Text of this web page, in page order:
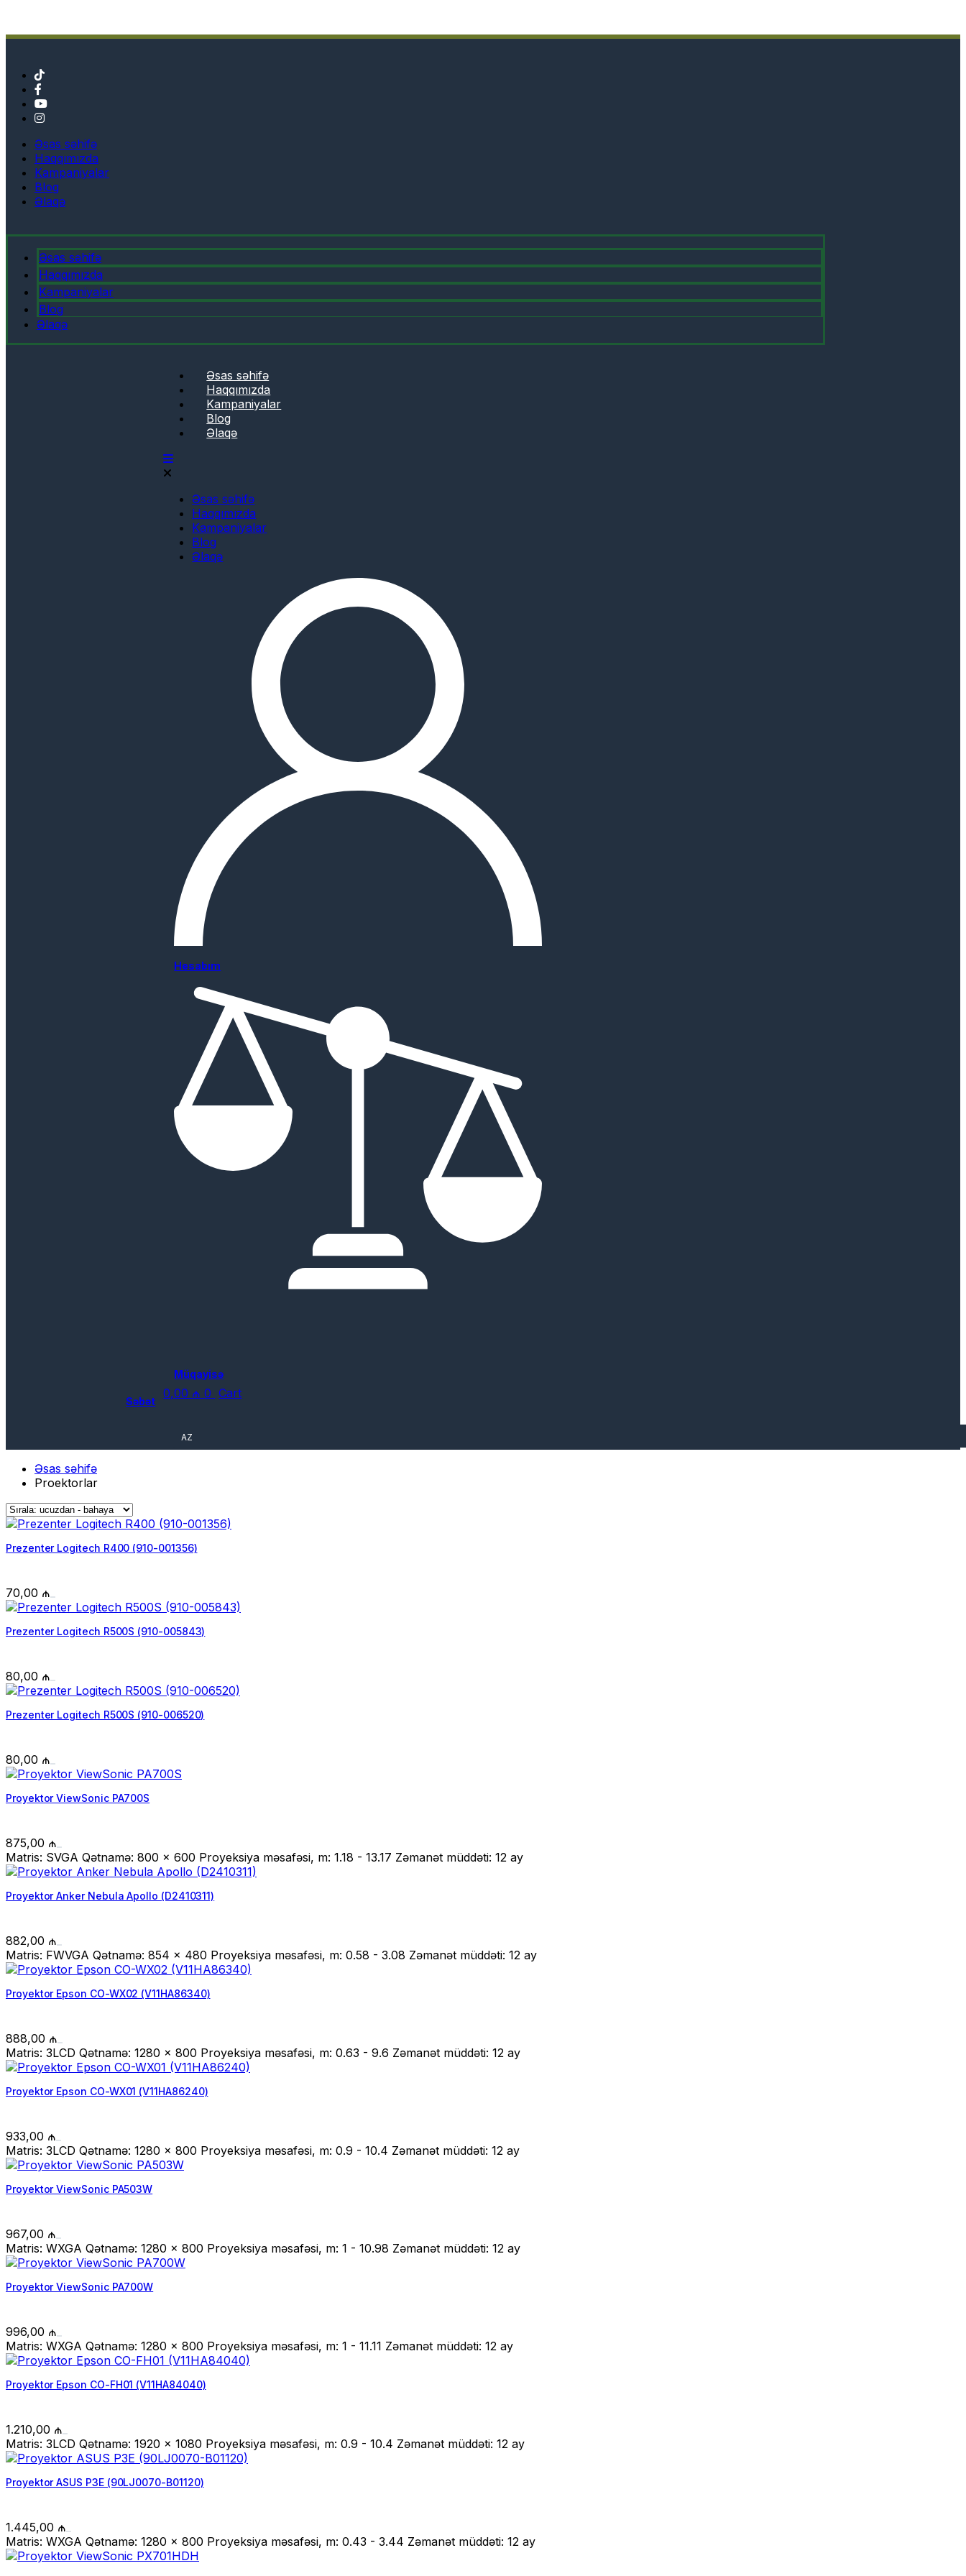
Əsas səhifə
Haqqımızda
Kampaniyalar
Blog
Əlaqə
Əsas səhifə
Haqqımızda
Kampaniyalar
Blog
Əlaqə
Əsas səhifə
Haqqımızda
Kampaniyalar
Blog
Əlaqə
Əsas səhifə
Haqqımızda
Kampaniyalar
Blog
Əlaqə
Hesabım
Müqayisə
0,00 ₼ 0 Cart
Səbət
AZ
Əsas səhifə
Proektorlar
Prezenter Logitech R400 (910-001356)
70,00 ₼
Prezenter Logitech R500S (910-005843)
80,00 ₼
Prezenter Logitech R500S (910-006520)
80,00 ₼
Proyektor ViewSonic PA700S
875,00 ₼
Matris: SVGA Qətnamə: 800 x 600 Proyeksiya məsafəsi, m: 1.18 - 13.17 Zəmanət müddəti: 12 ay
Proyektor Anker Nebula Apollo (D2410311)
882,00 ₼
Matris: FWVGA Qətnamə: 854 x 480 Proyeksiya məsafəsi, m: 0.58 - 3.08 Zəmanət müddəti: 12 ay
Proyektor Epson CO-WX02 (V11HA86340)
888,00 ₼
Matris: 3LCD Qətnamə: 1280 x 800 Proyeksiya məsafəsi, m: 0.63 - 9.6 Zəmanət müddəti: 12 ay
Proyektor Epson CO-WX01 (V11HA86240)
933,00 ₼
Matris: 3LCD Qətnamə: 1280 x 800 Proyeksiya məsafəsi, m: 0.9 - 10.4 Zəmanət müddəti: 12 ay
Proyektor ViewSonic PA503W
967,00 ₼
Matris: WXGA Qətnamə: 1280 x 800 Proyeksiya məsafəsi, m: 1 - 10.98 Zəmanət müddəti: 12 ay
Proyektor ViewSonic PA700W
996,00 ₼
Matris: WXGA Qətnamə: 1280 x 800 Proyeksiya məsafəsi, m: 1 - 11.11 Zəmanət müddəti: 12 ay
Proyektor Epson CO-FH01 (V11HA84040)
1.210,00 ₼
Matris: 3LCD Qətnamə: 1920 x 1080 Proyeksiya məsafəsi, m: 0.9 - 10.4 Zəmanət müddəti: 12 ay
Proyektor ASUS P3E (90LJ0070-B01120)
1.445,00 ₼
Matris: WXGA Qətnamə: 1280 x 800 Proyeksiya məsafəsi, m: 0.43 - 3.44 Zəmanət müddəti: 12 ay